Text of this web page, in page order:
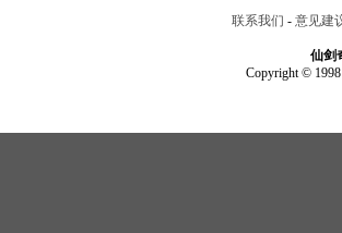
联系我们 - 意见建
仙剑
Copyright © 1998